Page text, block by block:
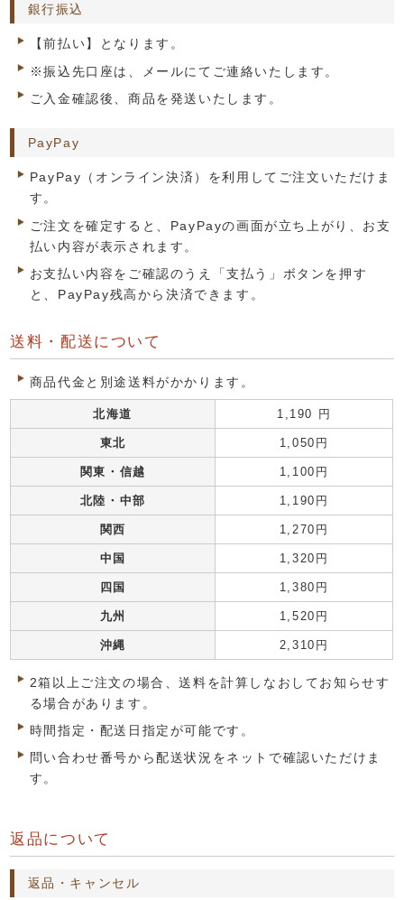
銀行振込
【前払い】となります。
※振込先口座は、メールにてご連絡いたします。
ご入金確認後、商品を発送いたします。
PayPay
PayPay（オンライン決済）を利用してご注文いただけま
す。
ご注文を確定すると、PayPayの画面が立ち上がり、お支
払い内容が表示されます。
お支払い内容をご確認のうえ「支払う」ボタンを押す
と、PayPay残高から決済できます。
送料・配送について
商品代金と別途送料がかかります。
北海道 1,190 円
東北 1,050円
関東・信越 1,100円
北陸・中部 1,190円
関西 1,270円
中国 1,320円
四国 1,380円
九州 1,520円
沖縄 2,310円
2箱以上ご注文の場合、送料を計算しなおしてお知らせす
る場合があります。
時間指定・配送日指定が可能です。
問い合わせ番号から配送状況をネットで確認いただけま
す。
返品について
返品・キャンセル